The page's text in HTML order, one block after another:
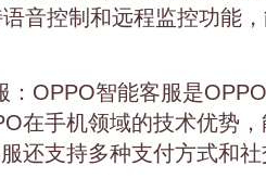
音控制和远程监控功能
：OPPO智能客服是
在手机领域的技术优势
还支持多种支付方式和